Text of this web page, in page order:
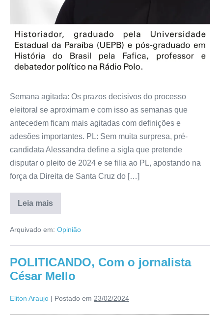
Semana agitada: Os prazos decisivos do processo
eleitoral se aproximam e com isso as semanas que
antecedem ficam mais agitadas com definições e
adesões importantes. PL: Sem muita surpresa, pré-
candidata Alessandra define a sigla que pretende
disputar o pleito de 2024 e se filia ao PL, apostando na
força da Direita de Santa Cruz do […]
Leia mais
Arquivado em: Opinião
POLITICANDO, Com o jornalista
César Mello
Eliton Araujo | Postado em 23/02/2024